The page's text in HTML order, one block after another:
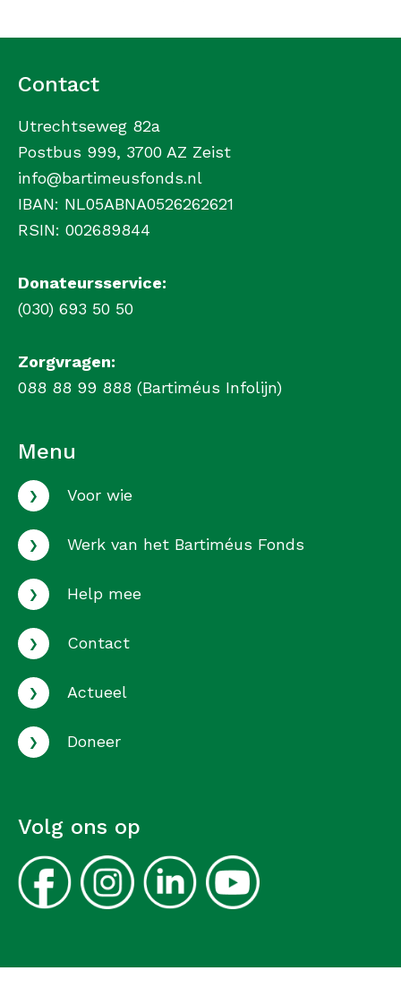
Contact
Utrechtseweg 82a
Postbus 999, 3700 AZ Zeist
info@bartimeusfonds.nl
IBAN: NL05ABNA0526262621
RSIN: 002689844
Donateursservice:
(030) 693 50 50
Zorgvragen:
088 88 99 888 (Bartiméus Infolijn)
Menu
› Voor wie
› Werk van het Bartiméus Fonds
› Help mee
› Contact
› Actueel
› Doneer
Volg ons op